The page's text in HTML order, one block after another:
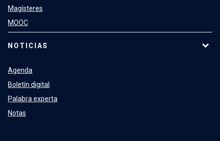
Magísteres
MOOC
NOTICIAS
Agenda
Boletín digital
Palabra experta
Notas